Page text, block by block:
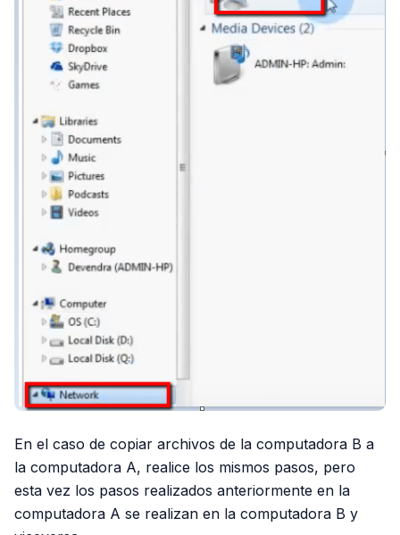
En el caso de copiar archivos de la computadora B a
la computadora A, realice los mismos pasos, pero
esta vez los pasos realizados anteriormente en la
computadora A se realizan en la computadora B y